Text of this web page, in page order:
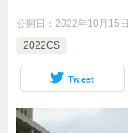
公開日： 2022年10月15日
2022CS
Tweet